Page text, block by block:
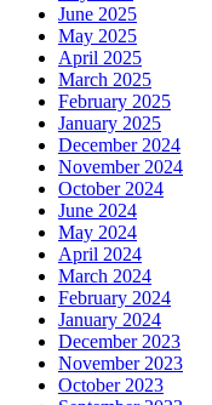
June 2025
May 2025
April 2025
March 2025
February 2025
January 2025
December 2024
November 2024
October 2024
June 2024
May 2024
April 2024
March 2024
February 2024
January 2024
December 2023
November 2023
October 2023